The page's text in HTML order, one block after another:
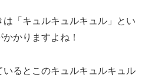
「キュルキュルキュル」とい
かりますよね！
いるとこのキュルキュルキュル